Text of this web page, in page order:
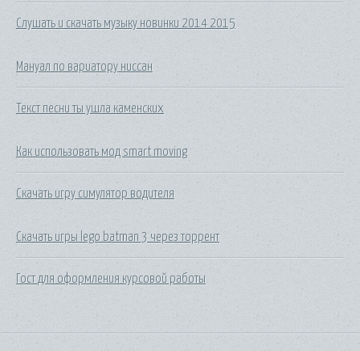
Слушать и скачать музыку новинки 2014 2015
Мануал по вариатору ниссан
Текст песни ты ушла каменских
Как использовать мод smart moving
Скачать игру симулятор водителя
Скачать игры lego batman 3 через торрент
Гост для оформления курсовой работы